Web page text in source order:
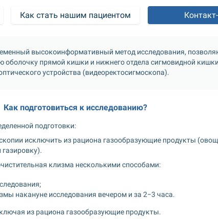
Как стать нашим пациентом
высокоинформативный метод исследования,
оболочку прямой кишки и нижнего отдела сигмовидной
устройства (видеоректосигмоскопа).
Как подготовиться к исследованию?
подготовки:
исключить из рациона газообразующие продукты
клизма несколькими способами:
накануне исследования вечером и за 2−3 часа.
из рациона газообразующие продукты.